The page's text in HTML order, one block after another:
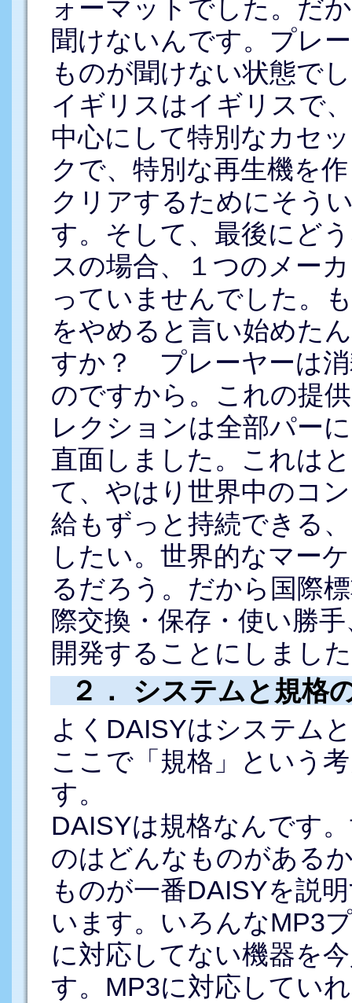
ォーマットでした。だ
聞けないんです。プレ
ものが聞けない状態で
イギリスはイギリスで
中心にして特別なカセ
クで、特別な再生機を
クリアするためにそう
す。そして、最後にど
スの場合、１つのメー
っていませんでした。
をやめると言い始めた
すか？ プレーヤーは
のですから。これの提
レクションは全部パー
直面しました。これは
て、やはり世界中のコ
給もずっと持続できる
したい。世界的なマー
るだろう。だから国際
際交換・保存・使い勝
開発することにしまし
２． システムと規格
よくDAISYはシステム
ここで「規格」という
す。
DAISYは規格なんです
のはどんなものがある
ものが一番DAISYを説
います。いろんなMP3
に対応してない機器を
す。MP3に対応してい